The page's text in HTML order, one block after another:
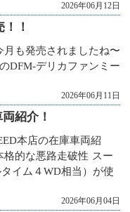
2026年06月12日
！
も発売されましたね〜
デリカファンミー
2026年06月11日
紹介！
本店の在庫車両紹
的な悪路走破性 スー
イム４WD相当）が使
2026年06月04日